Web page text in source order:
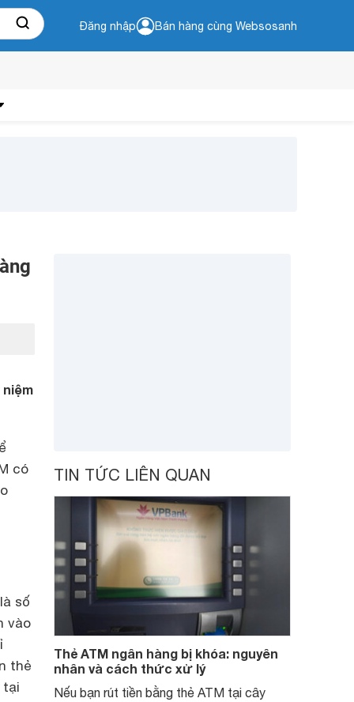
Đăng nhập Bán hàng cùng Websosanh
có
số
vào
thẻ
tại
TIN TỨC LIÊN QUAN
Thẻ ATM ngân hàng bị khóa: nguyên
nhân và cách thức xử lý
Nếu bạn rút tiền bằng thẻ ATM tại cây